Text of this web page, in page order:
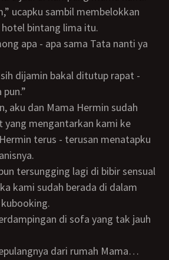
bintang lima itu.
yang mengantarkan kami ke
terus - terusan menatapku
kami sudah berada di dalam